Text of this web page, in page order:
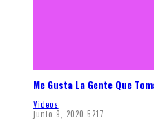
Me Gusta La Gente Que
Videos
junio 9, 2020 5217